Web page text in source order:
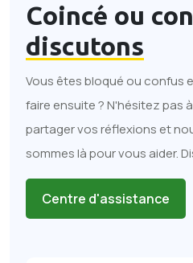
Coincé ou
discutons
Vous êtes bloqué ou confus
faire ensuite ? N'hésitez pas
partager vos réflexions et
sommes là pour vous aider.
Centre d'assistance